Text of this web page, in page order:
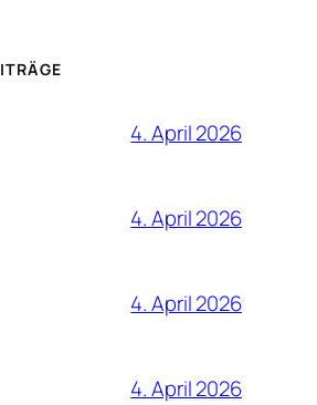
4. April 2026
4. April 2026
4. April 2026
4. April 2026